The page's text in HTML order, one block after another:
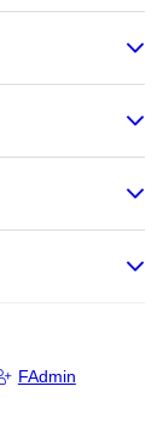
FAdmin